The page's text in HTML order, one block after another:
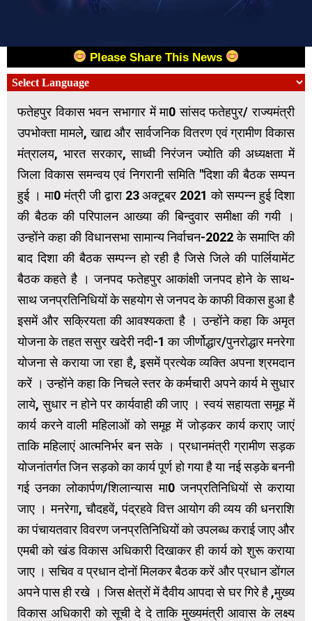
Please Share This News
फतेहपुर विकास भवन सभागार में मा0 सांसद फतेहपुर/ राज्यमंत्री
उपभोक्ता मामले, खाद्य और सार्वजनिक वितरण एवं ग्रामीण विकास
मंत्रालय, भारत सरकार, साध्वी निरंजन ज्योति की अध्यक्षता में
जिला विकास समन्वय एवं निगरानी समिति "दिशा की बैठक सम्पन
हुई । मा0 मंत्री जी द्वारा 23 अक्टूबर 2021 को सम्पन्न हुई दिशा
की बैठक की परिपालन आख्या की बिन्दुवार समीक्षा की गयी ।
उन्होंने कहा की विधानसभा सामान्य निर्वाचन-2022 के समाप्ति की
बाद दिशा की बैठक सम्पन्न हो रही है जिसे जिले की पार्लियामेंट
बैठक कहते है । जनपद फतेहपुर आकांक्षी जनपद होने के साथ-
साथ जनप्रतिनिधियों के सहयोग से जनपद के काफी विकास हुआ है
इसमें और सक्रियता की आवश्यकता है । उन्होंने कहा कि अमृत
योजना के तहत ससुर खदेरी नदी-1 का जीर्णोद्धार/पुनरोद्धार मनरेगा
योजना से कराया जा रहा है, इसमें प्रत्येक व्यक्ति अपना श्रमदान
करें । उन्होंने कहा कि निचले स्तर के कर्मचारी अपने कार्य मे सुधार
लाये, सुधार न होने पर कार्यवाही की जाए । स्वयं सहायता समूह में
कार्य करने वाली महिलाओं को समूह में जोड़कर कार्य कराए जाएं
ताकि महिलाएं आत्मनिर्भर बन सके । प्रधानमंत्री ग्रामीण सड़क
योजनांतर्गत जिन सड़को का कार्य पूर्ण हो गया है या नई सड़के बननी
गई उनका लोकार्पण/शिलान्यास मा0 जनप्रतिनिधियों से कराया
जाए । मनरेगा, चौदहवें, पंद्रहवे वित्त आयोग की व्यय की धनराशि
का पंचायतवार विवरण जनप्रतिनिधियों को उपलब्ध कराई जाए और
एमबी को खंड विकास अधिकारी दिखाकर ही कार्य को शुरू कराया
जाए । सचिव व प्रधान दोनों मिलकर बैठक करें और प्रधान डोंगल
अपने पास ही रखे । जिस क्षेत्रों में दैवीय आपदा से घर गिरे है ,मुख्य
विकास अधिकारी को सूची दे दे ताकि मुख्यमंत्री आवास के लक्ष्य